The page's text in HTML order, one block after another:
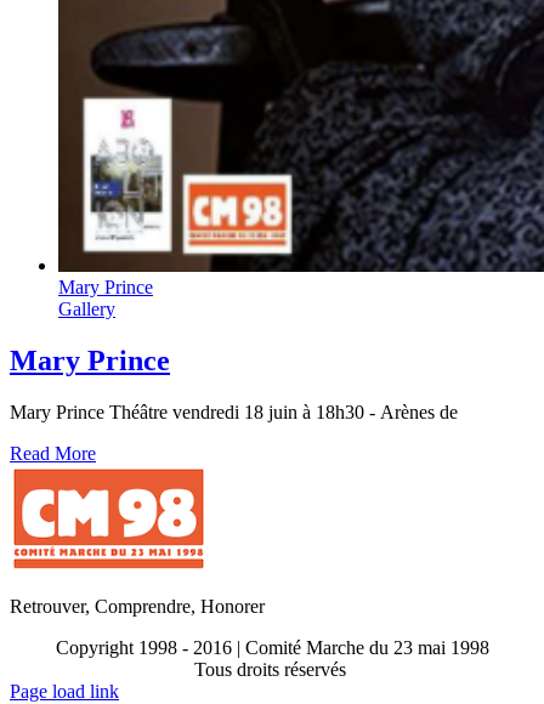
Mary Prince
Gallery
Mary Prince
Mary Prince Théâtre vendredi 18 juin à 18h30 - Arènes de
Read More
Retrouver, Comprendre, Honorer
Copyright 1998 - 2016 | Comité Marche du 23 mai 1998
Tous droits réservés
Toggle
Page load link